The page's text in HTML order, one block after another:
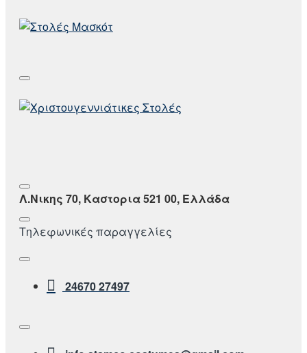
Λ.Νικης 70, Καστορια 521 00, Ελλάδα
Τηλεφωνικές παραγγελίες
24670 27497